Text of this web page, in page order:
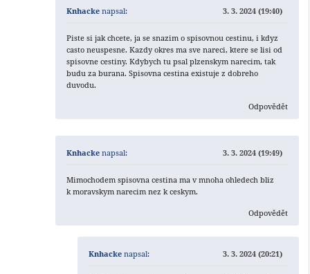
Knhacke napsal: 3. 3. 2024 (19:40)
Piste si jak chcete, ja se snazim o spisovnou cestinu, i kdyz
casto neuspesne. Kazdy okres ma sve nareci, ktere se lisi od
spisovne cestiny. Kdybych tu psal plzenskym narecim, tak
budu za burana. Spisovna cestina existuje z dobreho
duvodu.
Odpovědět
Knhacke napsal: 3. 3. 2024 (19:49)
Mimochodem spisovna cestina ma v mnoha ohledech bliz
k moravskym narecim nez k ceskym.
Odpovědět
Knhacke napsal: 3. 3. 2024 (20:21)